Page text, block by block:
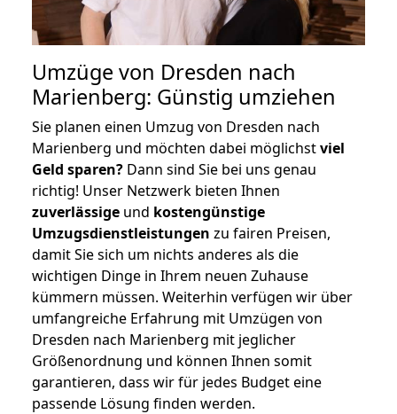
Umzüge von Dresden nach
Marienberg: Günstig umziehen
Sie planen einen Umzug von Dresden nach
Marienberg und möchten dabei möglichstviel
Geld sparen? Dann sind Sie bei uns genau
richtig! Unser Netzwerk bieten Ihnen
zuverlässige und kostengünstige
Umzugsdienstleistungen zu fairen Preisen,
damit Sie sich um nichts anderes als die
wichtigen Dinge in Ihrem neuen Zuhause
kümmern müssen. Weiterhin verfügen wir über
umfangreiche Erfahrung mit Umzügen von
Dresden nach Marienberg mit jeglicher
Größenordnung und können Ihnen somit
garantieren, dass wir für jedes Budget eine
passende Lösung finden werden.